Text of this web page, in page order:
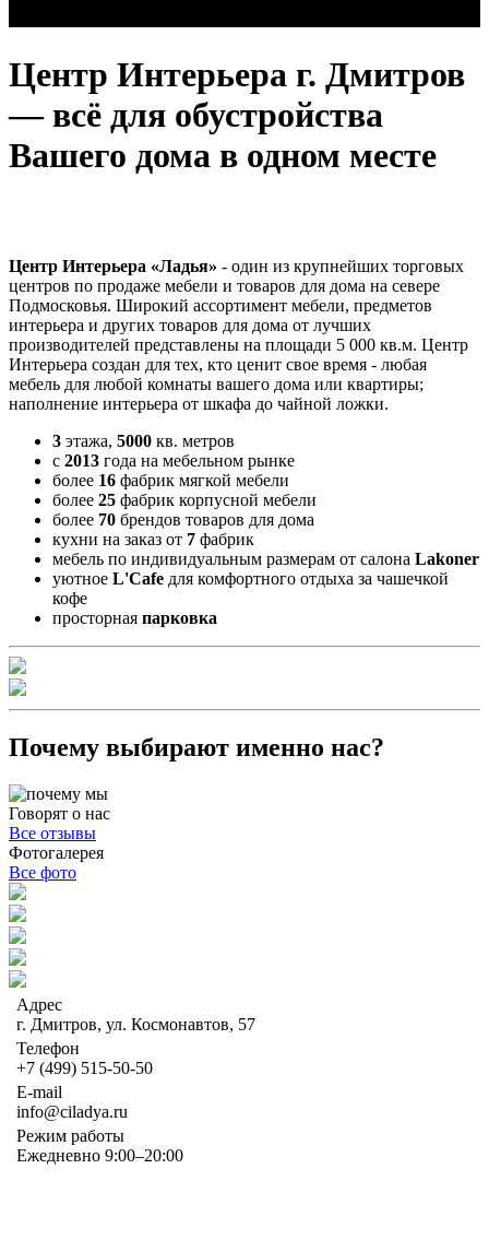
Центр Интерьера г. Дмитров
— всё для обустройства
Вашего дома в одном месте
Центр Интерьера «Ладья» - один из крупнейших торговых
центров по продаже мебели и товаров для дома на севере
Подмосковья. Широкий ассортимент мебели, предметов
интерьера и других товаров для дома от лучших
производителей представлены на площади 5 000 кв.м. Центр
Интерьера создан для тех, кто ценит свое время - любая
мебель для любой комнаты вашего дома или квартиры;
наполнение интерьера от шкафа до чайной ложки.
3 этажа, 5000 кв. метров
с 2013 года на мебельном рынке
более 16 фабрик мягкой мебели
более 25 фабрик корпусной мебели
более 70 брендов товаров для дома
кухни на заказ от 7 фабрик
мебель по индивидуальным размерам от салона Lakoner
уютное L'Cafe для комфортного отдыха за чашечкой
кофе
просторная парковка
Почему выбирают именно нас?
Говорят о нас
Все отзывы
Фотогалерея
Все фото
Адрес
г. Дмитров, ул. Космонавтов, 57
Телефон
+7 (499) 515-50-50
E-mail
info@ciladya.ru
Режим работы
Ежедневно 9:00–20:00